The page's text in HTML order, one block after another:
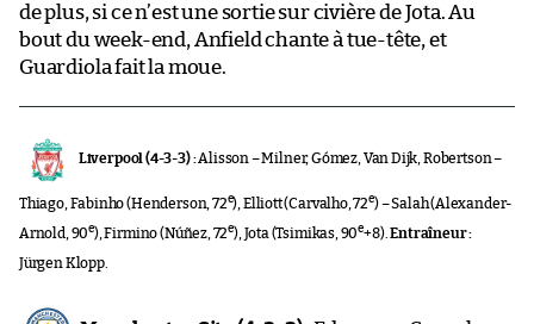
de plus, si ce n’est une sortie sur civière de Jota. Au
bout du week-end, Anfield chante à tue-tête, et
Guardiola fait la moue.
Liverpool (4-3-3) :Alisson – Milner, Gómez, Van Dijk, Robertson –
Thiago, Fabinho (Henderson, 72e), Elliott (Carvalho, 72e) – Salah (Alexander-
Arnold, 90e), Firmino (Núñez, 72e), Jota (Tsimikas, 90e+8).Entraîneur :
Jürgen Klopp.